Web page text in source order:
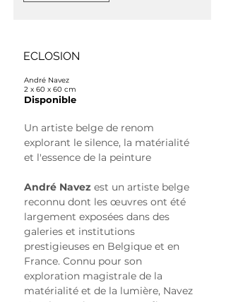
ECLOSION
André Navez
2 x 60 x 60 cm
Disponible
Un artiste belge de renom
explorant le silence, la matérialité
et l'essence de la peinture
André Navez est un artiste belge
reconnu dont les œuvres ont été
largement exposées dans des
galeries et institutions
prestigieuses en Belgique et en
France. Connu pour son
exploration magistrale de la
matérialité et de la lumière, Navez